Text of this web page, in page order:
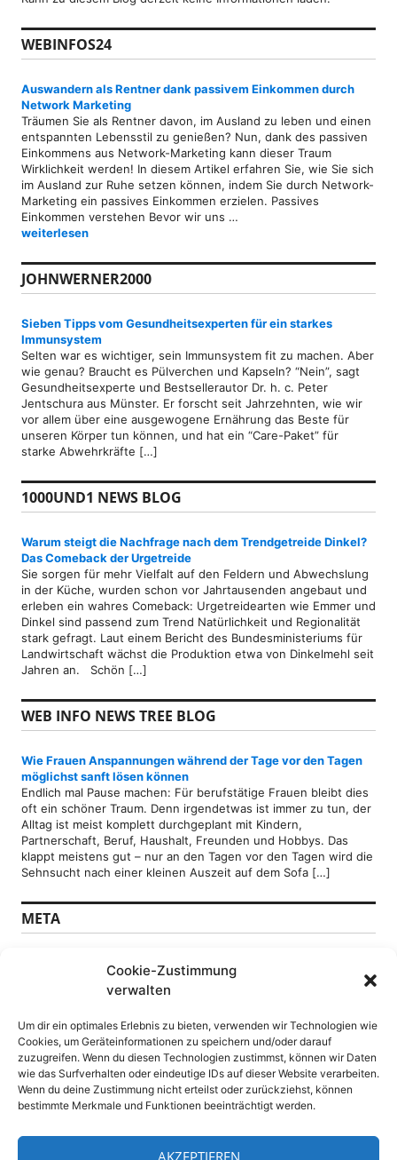
Cookie-Zustimmung
verwalten
Um dir ein optimales Erlebnis zu bieten, verwenden wir Technologien wie
Cookies, um Geräteinformationen zu speichern und/oder darauf
zuzugreifen. Wenn du diesen Technologien zustimmst, können wir Daten
wie das Surfverhalten oder eindeutige IDs auf dieser Website verarbeiten.
Wenn du deine Zustimmung nicht erteilst oder zurückziehst, können
bestimmte Merkmale und Funktionen beeinträchtigt werden.
AKZEPTIEREN
WEBINFOS24
Auswandern als Rentner dank passivem Einkommen durch
Network Marketing
Träumen Sie als Rentner davon, im Ausland zu leben und einen
entspannten Lebensstil zu genießen? Nun, dank des passiven
Einkommens aus Network-Marketing kann dieser Traum
Wirklichkeit werden! In diesem Artikel erfahren Sie, wie Sie sich
im Ausland zur Ruhe setzen können, indem Sie durch Network-
Marketing ein passives Einkommen erzielen. Passives
Einkommen verstehen Bevor wir uns …
Auswandern als Rentner dank passivem Einkommen durch
weiterlesen
JOHNWERNER2000
Sieben Tipps vom Gesundheitsexperten für ein starkes
Immunsystem
Selten war es wichtiger, sein Immunsystem fit zu machen. Aber
wie genau? Braucht es Pülverchen und Kapseln? “Nein”, sagt
Gesundheitsexperte und Bestsellerautor Dr. h. c. Peter
Jentschura aus Münster. Er forscht seit Jahrzehnten, wie wir
vor allem über eine ausgewogene Ernährung das Beste für
unseren Körper tun können, und hat ein “Care-Paket” für
starke Abwehrkräfte […]
1000UND1 NEWS BLOG
Warum steigt die Nachfrage nach dem Trendgetreide Dinkel?
Das Comeback der Urgetreide
Sie sorgen für mehr Vielfalt auf den Feldern und Abwechslung
in der Küche, wurden schon vor Jahrtausenden angebaut und
erleben ein wahres Comeback: Urgetreidearten wie Emmer und
Dinkel sind passend zum Trend Natürlichkeit und Regionalität
stark gefragt. Laut einem Bericht des Bundesministeriums für
Landwirtschaft wächst die Produktion etwa von Dinkelmehl seit
Jahren an. Schön […]
WEB INFO NEWS TREE BLOG
Wie Frauen Anspannungen während der Tage vor den Tagen
möglichst sanft lösen können
Endlich mal Pause machen: Für berufstätige Frauen bleibt dies
oft ein schöner Traum. Denn irgendetwas ist immer zu tun, der
Alltag ist meist komplett durchgeplant mit Kindern,
Partnerschaft, Beruf, Haushalt, Freunden und Hobbys. Das
klappt meistens gut – nur an den Tagen vor den Tagen wird die
Sehnsucht nach einer kleinen Auszeit auf dem Sofa […]
META
Feed der Einträge
Kommentare-Feed
SEITEN
Datenschutz
Impressum
WebPressNews sitemap